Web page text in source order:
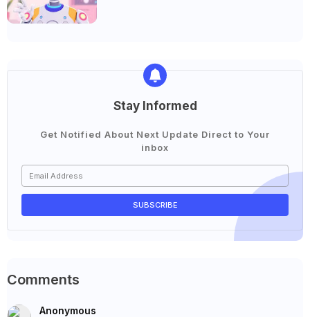
Stay Informed
Get Notified About Next Update Direct to Your
inbox
Comments
Anonymous